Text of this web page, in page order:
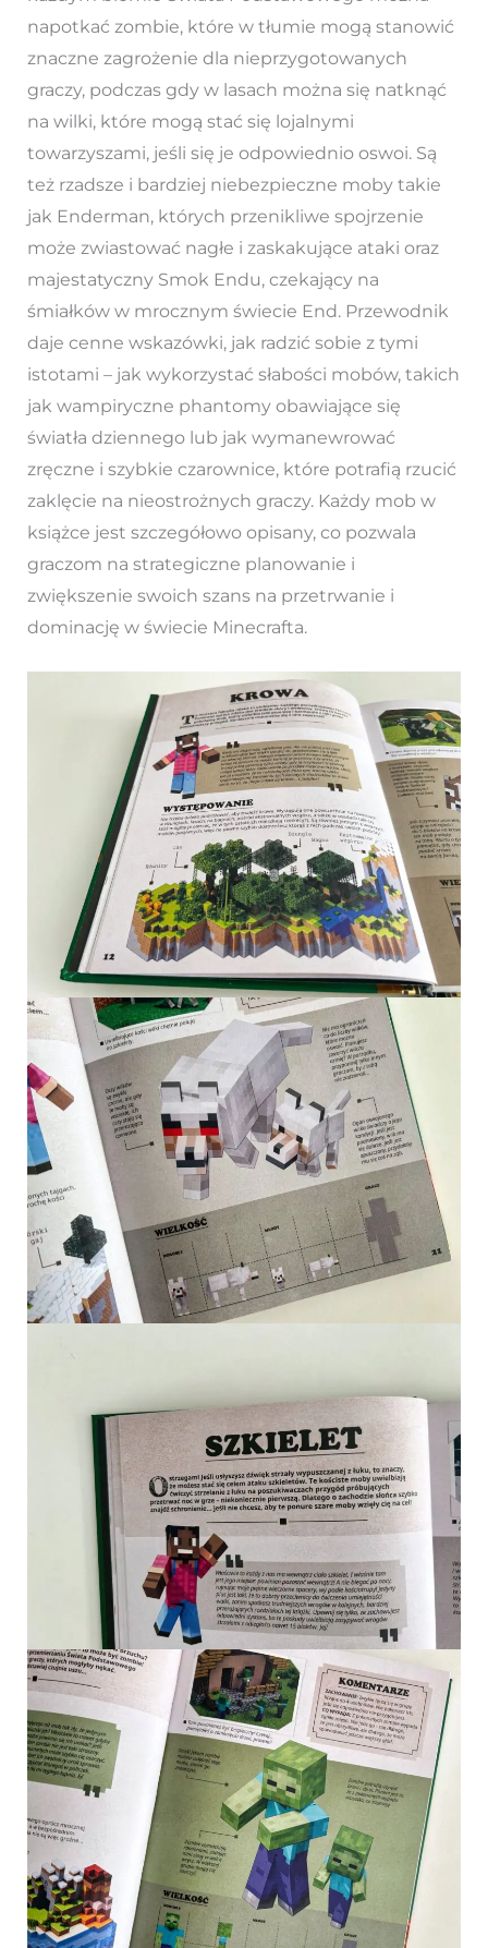
napotkać zombie, które w tłumie mogą stanowić
znaczne zagrożenie dla nieprzygotowanych
graczy, podczas gdy w lasach można się natknąć
na wilki, które mogą stać się lojalnymi
towarzyszami, jeśli się je odpowiednio oswoi. Są
też rzadsze i bardziej niebezpieczne moby takie
jak Enderman, których przenikliwe spojrzenie
może zwiastować nagłe i zaskakujące ataki oraz
majestatyczny Smok Endu, czekający na
śmiałków w mrocznym świecie End. Przewodnik
daje cenne wskazówki, jak radzić sobie z tymi
istotami – jak wykorzystać słabości mobów, takich
jak wampiryczne phantomy obawiające się
światła dziennego lub jak wymanewrować
zręczne i szybkie czarownice, które potrafią rzucić
zaklęcie na nieostrożnych graczy. Każdy mob w
książce jest szczegółowo opisany, co pozwala
graczom na strategiczne planowanie i
zwiększenie swoich szans na przetrwanie i
dominację w świecie Minecrafta.